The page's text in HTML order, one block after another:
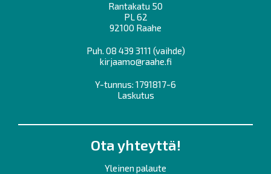
Rantakatu 50
PL 62
92100 Raahe
Puh. 08 439 3111 (vaihde)
kirjaamo@raahe.fi
Y-tunnus: 1791817-6
Laskutus
Ota yhteyttä!
Yleinen palaute